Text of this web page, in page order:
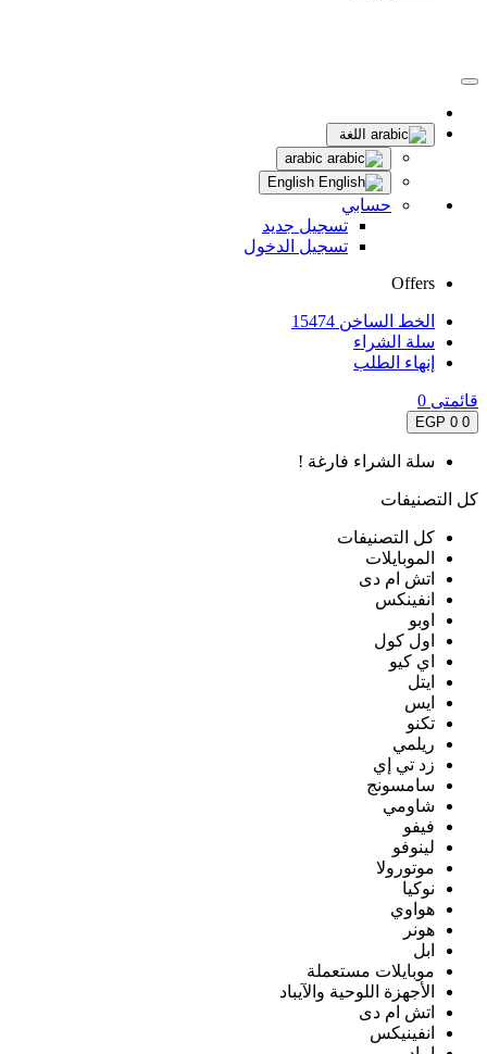
اللغة
حسابي
تسجيل جديد
تسجيل الدخول
Offers
الخط الساخن 15474
سلة الشراء
إنهاء الطلب
قائمتى 0
0
0 EGP
سلة الشراء فارغة !
كل التصنيفات
كل التصنيفات
الموبايلات
اتش ام دى
انفينكس
اوبو
اول كول
اي كيو
ايتل
ايس
تكنو
ريلمي
زد تي إي
سامسونج
شاومي
فيفو
لينوفو
موتورولا
نوكيا
هواوي
هونر
ابل
موبايلات مستعملة
الأجهزة اللوحية والآيباد
اتش ام دى
انفينيكس